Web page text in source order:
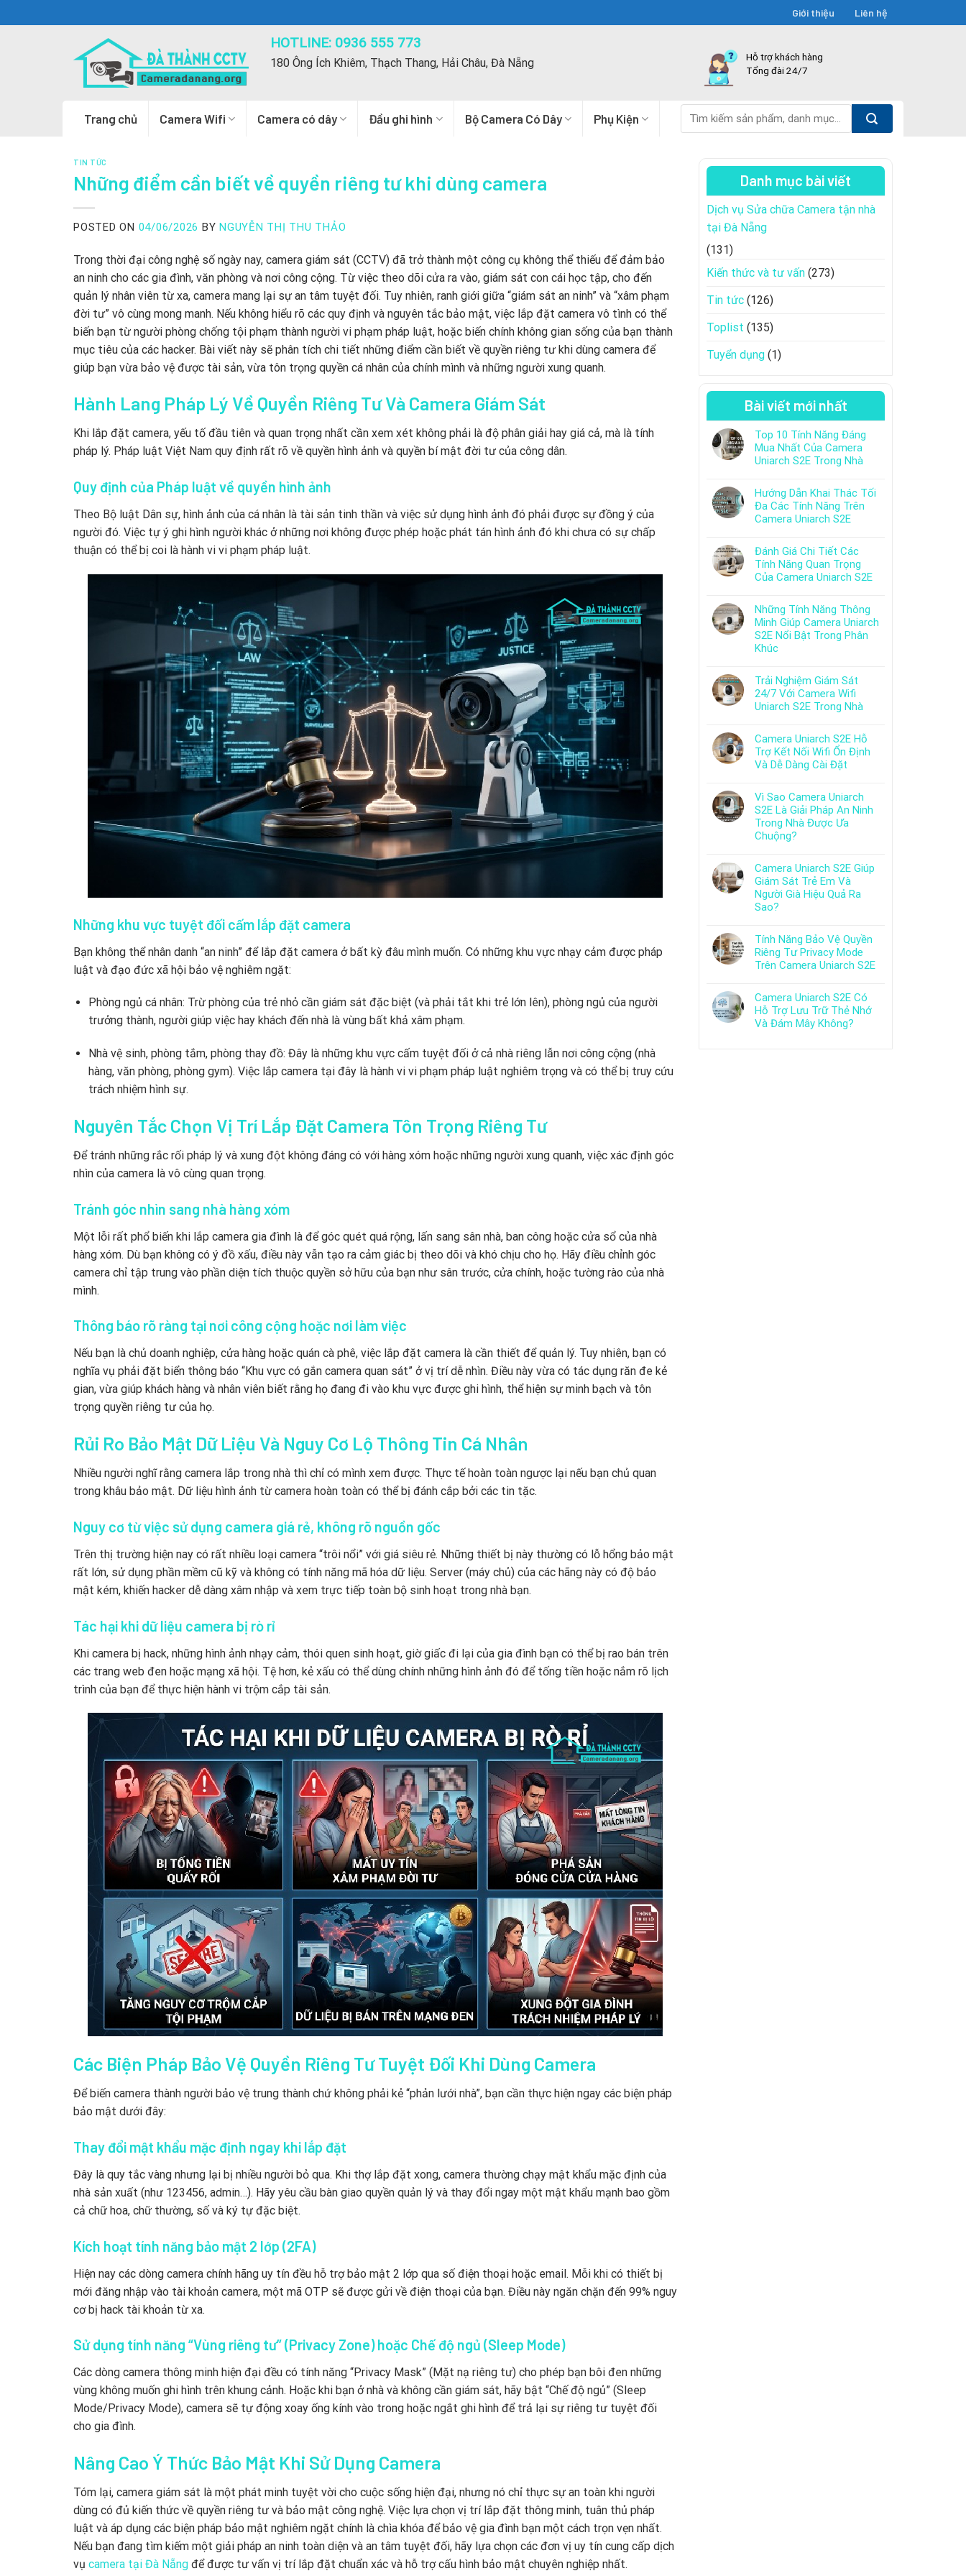
to
Giới thiệu Liên hệ
HOTLINE: 0936 555 773
180 Ông Ích Khiêm, Thạch Thang, Hải Châu, Đà Nẵng
Hỗ trợ khách hàng
Tổng đài 24/7
Trang chủ Camera Wifi Camera có dây Đầu ghi hình Bộ Camera Có Dây Phụ Kiện
kiếm:
TIN TỨC
Những điểm cần biết về quyền riêng tư khi dùng camera
POSTED ON 04/06/2026 BY NGUYỄN THỊ THU THẢO
Trong thời đại công nghệ số ngày nay, camera giám sát (CCTV) đã trở thành một công cụ không thể thiếu để đảm bảo
an ninh cho các gia đình, văn phòng và nơi công cộng. Từ việc theo dõi cửa ra vào, giám sát con cái học tập, cho đến
quản lý nhân viên từ xa, camera mang lại sự an tâm tuyệt đối. Tuy nhiên, ranh giới giữa “giám sát an ninh” và “xâm phạm
đời tư” vô cùng mong manh. Nếu không hiểu rõ các quy định và nguyên tắc bảo mật, việc lắp đặt camera vô tình có thể
biến bạn từ người phòng chống tội phạm thành người vi phạm pháp luật, hoặc biến chính không gian sống của bạn thành
mục tiêu của các hacker. Bài viết này sẽ phân tích chi tiết những điểm cần biết về quyền riêng tư khi dùng camera để
giúp bạn vừa bảo vệ được tài sản, vừa tôn trọng quyền cá nhân của chính mình và những người xung quanh.
Hành Lang Pháp Lý Về Quyền Riêng Tư Và Camera Giám Sát
Khi lắp đặt camera, yếu tố đầu tiên và quan trọng nhất cần xem xét không phải là độ phân giải hay giá cả, mà là tính
pháp lý. Pháp luật Việt Nam quy định rất rõ về quyền hình ảnh và quyền bí mật đời tư của công dân.
Quy định của Pháp luật về quyền hình ảnh
Theo Bộ luật Dân sự, hình ảnh của cá nhân là tài sản tinh thần và việc sử dụng hình ảnh đó phải được sự đồng ý của
người đó. Việc tự ý ghi hình người khác ở những nơi không được phép hoặc phát tán hình ảnh đó khi chưa có sự chấp
thuận có thể bị coi là hành vi vi phạm pháp luật.
Những khu vực tuyệt đối cấm lắp đặt camera
Bạn không thể nhân danh “an ninh” để lắp đặt camera ở bất kỳ đâu mình muốn. Có những khu vực nhạy cảm được pháp
luật và đạo đức xã hội bảo vệ nghiêm ngặt:
Phòng ngủ cá nhân: Trừ phòng của trẻ nhỏ cần giám sát đặc biệt (và phải tắt khi trẻ lớn lên), phòng ngủ của người
trưởng thành, người giúp việc hay khách đến nhà là vùng bất khả xâm phạm.
Nhà vệ sinh, phòng tắm, phòng thay đồ: Đây là những khu vực cấm tuyệt đối ở cả nhà riêng lẫn nơi công cộng (nhà
hàng, văn phòng, phòng gym). Việc lắp camera tại đây là hành vi vi phạm pháp luật nghiêm trọng và có thể bị truy cứu
trách nhiệm hình sự.
Nguyên Tắc Chọn Vị Trí Lắp Đặt Camera Tôn Trọng Riêng Tư
Để tránh những rắc rối pháp lý và xung đột không đáng có với hàng xóm hoặc những người xung quanh, việc xác định góc
nhìn của camera là vô cùng quan trọng.
Tránh góc nhìn sang nhà hàng xóm
Một lỗi rất phổ biến khi lắp camera gia đình là để góc quét quá rộng, lấn sang sân nhà, ban công hoặc cửa sổ của nhà
hàng xóm. Dù bạn không có ý đồ xấu, điều này vẫn tạo ra cảm giác bị theo dõi và khó chịu cho họ. Hãy điều chỉnh góc
camera chỉ tập trung vào phần diện tích thuộc quyền sở hữu của bạn như sân trước, cửa chính, hoặc tường rào của nhà
mình.
Thông báo rõ ràng tại nơi công cộng hoặc nơi làm việc
Nếu bạn là chủ doanh nghiệp, cửa hàng hoặc quán cà phê, việc lắp đặt camera là cần thiết để quản lý. Tuy nhiên, bạn có
nghĩa vụ phải đặt biển thông báo “Khu vực có gắn camera quan sát” ở vị trí dễ nhìn. Điều này vừa có tác dụng răn đe kẻ
gian, vừa giúp khách hàng và nhân viên biết rằng họ đang đi vào khu vực được ghi hình, thể hiện sự minh bạch và tôn
trọng quyền riêng tư của họ.
Rủi Ro Bảo Mật Dữ Liệu Và Nguy Cơ Lộ Thông Tin Cá Nhân
Nhiều người nghĩ rằng camera lắp trong nhà thì chỉ có mình xem được. Thực tế hoàn toàn ngược lại nếu bạn chủ quan
trong khâu bảo mật. Dữ liệu hình ảnh từ camera hoàn toàn có thể bị đánh cắp bởi các tin tặc.
Nguy cơ từ việc sử dụng camera giá rẻ, không rõ nguồn gốc
Trên thị trường hiện nay có rất nhiều loại camera “trôi nổi” với giá siêu rẻ. Những thiết bị này thường có lỗ hổng bảo mật
rất lớn, sử dụng phần mềm cũ kỹ và không có tính năng mã hóa dữ liệu. Server (máy chủ) của các hãng này có độ bảo
mật kém, khiến hacker dễ dàng xâm nhập và xem trực tiếp toàn bộ sinh hoạt trong nhà bạn.
Tác hại khi dữ liệu camera bị rò rỉ
Khi camera bị hack, những hình ảnh nhạy cảm, thói quen sinh hoạt, giờ giấc đi lại của gia đình bạn có thể bị rao bán trên
các trang web đen hoặc mạng xã hội. Tệ hơn, kẻ xấu có thể dùng chính những hình ảnh đó để tống tiền hoặc nắm rõ lịch
trình của bạn để thực hiện hành vi trộm cắp tài sản.
Các Biện Pháp Bảo Vệ Quyền Riêng Tư Tuyệt Đối Khi Dùng Camera
Để biến camera thành người bảo vệ trung thành chứ không phải kẻ “phản lưới nhà”, bạn cần thực hiện ngay các biện pháp
bảo mật dưới đây:
Thay đổi mật khẩu mặc định ngay khi lắp đặt
Đây là quy tắc vàng nhưng lại bị nhiều người bỏ qua. Khi thợ lắp đặt xong, camera thường chạy mật khẩu mặc định của
nhà sản xuất (như 123456, admin…). Hãy yêu cầu bàn giao quyền quản lý và thay đổi ngay một mật khẩu mạnh bao gồm
cả chữ hoa, chữ thường, số và ký tự đặc biệt.
Kích hoạt tính năng bảo mật 2 lớp (2FA)
Hiện nay các dòng camera chính hãng uy tín đều hỗ trợ bảo mật 2 lớp qua số điện thoại hoặc email. Mỗi khi có thiết bị
mới đăng nhập vào tài khoản camera, một mã OTP sẽ được gửi về điện thoại của bạn. Điều này ngăn chặn đến 99% nguy
cơ bị hack tài khoản từ xa.
Sử dụng tính năng “Vùng riêng tư” (Privacy Zone) hoặc Chế độ ngủ (Sleep Mode)
Các dòng camera thông minh hiện đại đều có tính năng “Privacy Mask” (Mặt nạ riêng tư) cho phép bạn bôi đen những
vùng không muốn ghi hình trên khung cảnh. Hoặc khi bạn ở nhà và không cần giám sát, hãy bật “Chế độ ngủ” (Sleep
Mode/Privacy Mode), camera sẽ tự động xoay ống kính vào trong hoặc ngắt ghi hình để trả lại sự riêng tư tuyệt đối
cho gia đình.
Nâng Cao Ý Thức Bảo Mật Khi Sử Dụng Camera
Tóm lại, camera giám sát là một phát minh tuyệt vời cho cuộc sống hiện đại, nhưng nó chỉ thực sự an toàn khi người
dùng có đủ kiến thức về quyền riêng tư và bảo mật công nghệ. Việc lựa chọn vị trí lắp đặt thông minh, tuân thủ pháp
luật và áp dụng các biện pháp bảo mật nghiêm ngặt chính là chìa khóa để bảo vệ gia đình bạn một cách trọn vẹn nhất.
Nếu bạn đang tìm kiếm một giải pháp an ninh toàn diện và an tâm tuyệt đối, hãy lựa chọn các đơn vị uy tín cung cấp dịch
vụ camera tại Đà Nẵng để được tư vấn vị trí lắp đặt chuẩn xác và hỗ trợ cấu hình bảo mật chuyên nghiệp nhất.
Danh mục bài viết
Dịch vụ Sửa chữa Camera tận nhà
tại Đà Nẵng
(131)
Kiến thức và tư vấn (273)
Tin tức (126)
Toplist (135)
Tuyển dụng (1)
Bài viết mới nhất
Top 10 Tính Năng Đáng
Mua Nhất Của Camera
Uniarch S2E Trong Nhà
Hướng Dẫn Khai Thác Tối
Đa Các Tính Năng Trên
Camera Uniarch S2E
Đánh Giá Chi Tiết Các
Tính Năng Quan Trọng
Của Camera Uniarch S2E
Những Tính Năng Thông
Minh Giúp Camera Uniarch
S2E Nổi Bật Trong Phân
Khúc
Trải Nghiệm Giám Sát
24/7 Với Camera Wifi
Uniarch S2E Trong Nhà
Camera Uniarch S2E Hỗ
Trợ Kết Nối Wifi Ổn Định
Và Dễ Dàng Cài Đặt
Vì Sao Camera Uniarch
S2E Là Giải Pháp An Ninh
Trong Nhà Được Ưa
Chuộng?
Camera Uniarch S2E Giúp
Giám Sát Trẻ Em Và
Người Già Hiệu Quả Ra
Sao?
Tính Năng Bảo Vệ Quyền
Riêng Tư Privacy Mode
Trên Camera Uniarch S2E
Camera Uniarch S2E Có
Hỗ Trợ Lưu Trữ Thẻ Nhớ
Và Đám Mây Không?